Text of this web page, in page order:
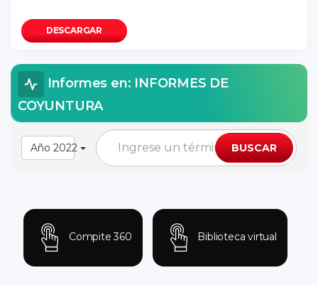
DESCARGAR
Informes en: INFORMES DE
COYUNTURA
Año 2022 BUSCAR
Compite 360 Biblioteca virtual